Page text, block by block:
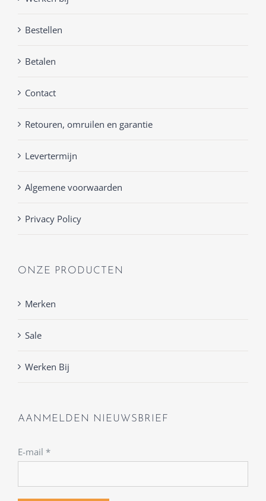
Bestellen
Betalen
Contact
Retouren, omruilen en garantie
Levertermijn
Algemene voorwaarden
Privacy Policy
ONZE PRODUCTEN
Merken
Sale
Werken Bij
AANMELDEN NIEUWSBRIEF
E-mail *